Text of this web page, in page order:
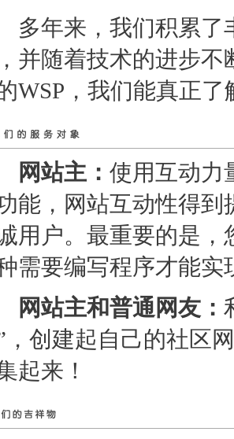
年来，我们积累了
并随着技术的进步
WSP，我们能真正
站主： 使用互动力
能，网站互动性得
用户。最重要的是
需要编写程序才能实
站主和普通网友：
创建起自己的社区
起来！